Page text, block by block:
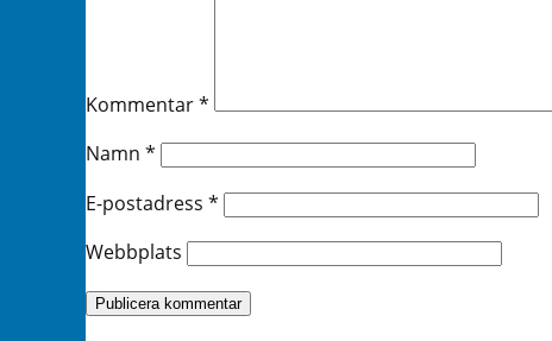
Kommentar*
Namn *
E-postadress *
Webbplats